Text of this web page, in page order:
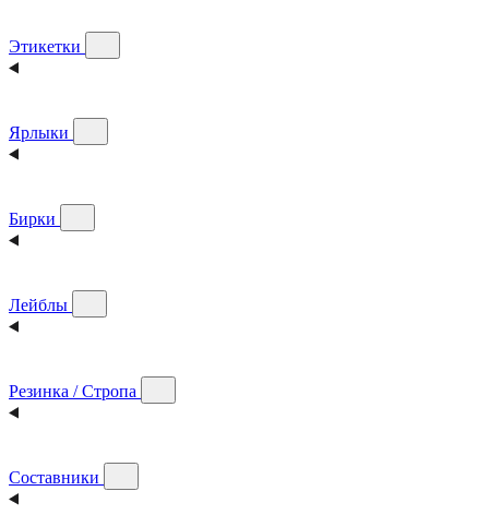
Этикетки
Ярлыки
Бирки
Лейблы
Резинка / Стропа
Составники